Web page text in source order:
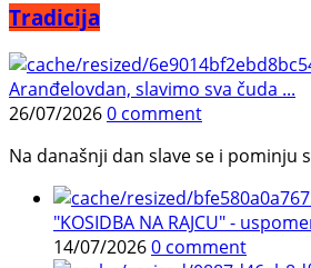
Tradicija
Aranđelovdan, slavimo sva čuda ...
26/07/20260 comment
Na današnji dan slave se i pominju
"KOSIDBA NA RAJCU" -
14/07/20260 comment